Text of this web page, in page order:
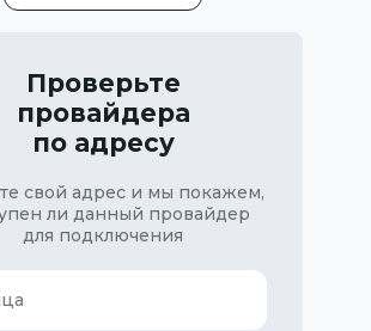
Проверьте
провайдера
по адресу
свой адрес и мы покажем,
ли данный провайдер
для подключения